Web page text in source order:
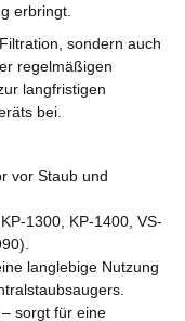
erbringt.
sondern auch
regelmäßigen
langfristigen
bei.
vor Staub und
1300, KP-1400, VS-
langlebige Nutzung
sorgt für eine